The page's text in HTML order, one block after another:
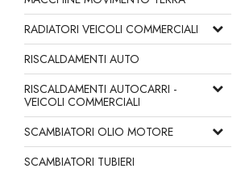
RADIATORI VEICOLI COMMERCIALI
RISCALDAMENTI AUTO
RISCALDAMENTI AUTOCARRI -
VEICOLI COMMERCIALI
SCAMBIATORI OLIO MOTORE
SCAMBIATORI TUBIERI